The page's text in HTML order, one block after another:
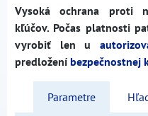
Vysoká ochrana proti
kľúčov. Počas platnosti
vyrobiť len u
predložení bezpečnostnej
Parametre